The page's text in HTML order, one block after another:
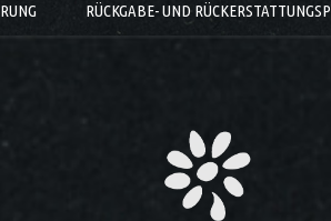
RÜCKGABE- UND